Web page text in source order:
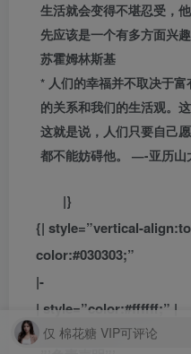
生活就会变得不堪忍受，
先应该是一个有多方面兴
苏霍姆林斯基
* 人们的幸福并不取决于
的关系和我们的生活观。
这就是说，人们只要自己
都不能妨碍他。 —-亚历山
|}
{| style=”vertical-
color:#030303;”
|-
| style=”color:#ffffff;” |
仅 棉花糖 VIP可评论